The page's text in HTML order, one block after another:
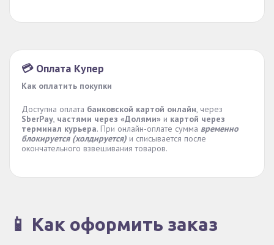
💳 Оплата Купер
Как оплатить покупки
Доступна оплата банковской картой онлайн, через
SberPay, частями через «Долями» и картой через
терминал курьера. При онлайн-оплате сумма временно
блокируется (холдируется) и списывается после
окончательного взвешивания товаров.
📱 Как оформить заказ